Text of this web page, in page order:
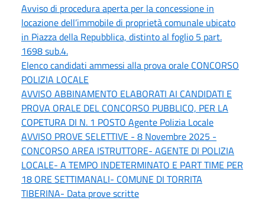
Avviso di procedura aperta per la concessione in
locazione dell’immobile di proprietà comunale ubicato
in Piazza della Repubblica, distinto al foglio 5 part.
1698 sub.4.
Elenco candidati ammessi alla prova orale CONCORSO
POLIZIA LOCALE
AVVISO ABBINAMENTO ELABORATI AI CANDIDATI E
PROVA ORALE DEL CONCORSO PUBBLICO, PER LA
COPETURA DI N. 1 POSTO Agente Polizia Locale
AVVISO PROVE SELETTIVE - 8 Novembre 2025 -
CONCORSO AREA ISTRUTTORE- AGENTE DI POLIZIA
LOCALE- A TEMPO INDETERMINATO E PART TIME PER
18 ORE SETTIMANALI- COMUNE DI TORRITA
TIBERINA- Data prove scritte